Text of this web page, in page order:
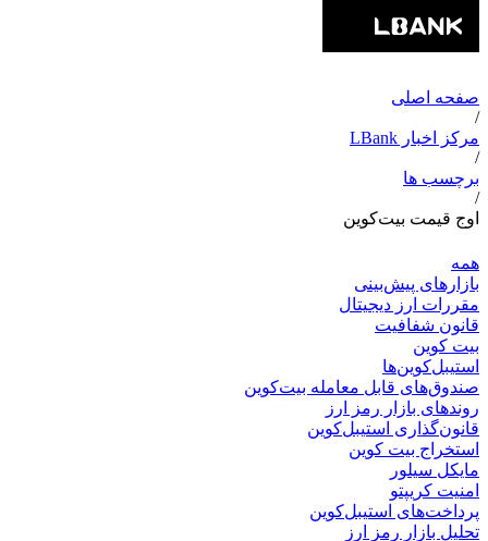
صفحه اصلی
/
مرکز اخبار LBank
/
برچسب ها
/
اوج قیمت بیت‌کوین
همه
بازارهای پیش‌بینی
مقررات ارز دیجیتال
قانون شفافیت
بیت کوین
استیبل‌کوین‌ها
صندوق‌های قابل معامله بیت‌کوین
روندهای بازار رمز ارز
قانون‌گذاری استیبل‌کوین
استخراج بیت کوین
مایکل سیلور
امنیت کریپتو
پرداخت‌های استیبل‌کوین
تحلیل بازار رمز ارز